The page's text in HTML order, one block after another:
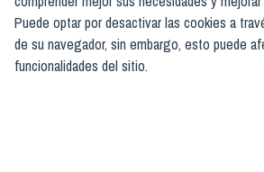
Puede optar por desactivar las cookies a
de su navegador, sin embargo, esto puede
funcionalidades del sitio.